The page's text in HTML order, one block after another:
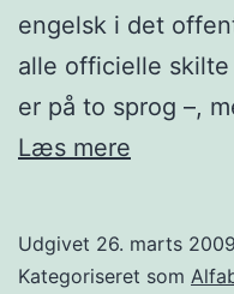
engelsk i det
alle officielle
er på to sprog –,
Læs mere
Udgivet 26. marts 2009
Kategoriseret som